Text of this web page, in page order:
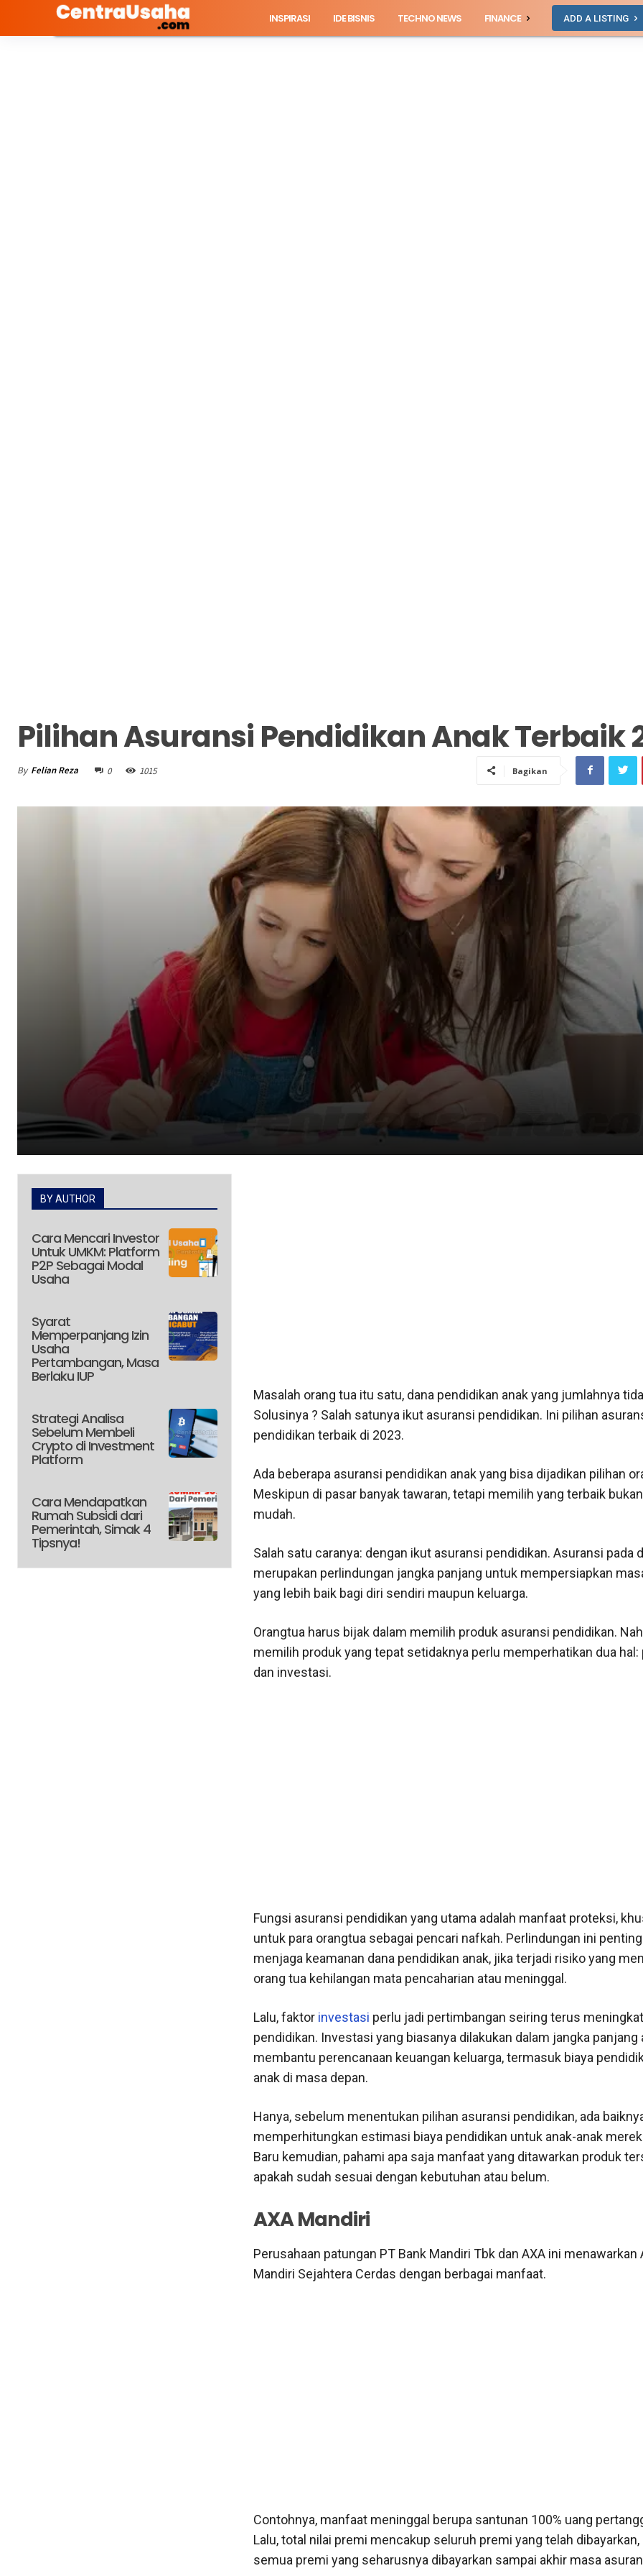
INSPIRASI IDE BISNIS TECHNO NEWS FINANCE ADD A LISTING
Pilihan Asuransi Pendidikan Anak Terbaik
By Felian Reza 0 1015 Bagikan
BY AUTHOR
Cara Mencari Investor
Untuk UMKM: Platform
P2P Sebagai Modal
Usaha
Syarat
Memperpanjang Izin
Usaha
Pertambangan, Masa
Berlaku IUP
Strategi Analisa
Sebelum Membeli
Crypto di Investment
Platform
Cara Mendapatkan
Rumah Subsidi dari
Pemerintah, Simak 4
Tipsnya!
Masalah orang tua itu satu, dana pendidikan anak yang jumlahnya
Solusinya ? Salah satunya ikut asuransi pendidikan. Ini pilihan
pendidikan terbaik di 2023.
Ada beberapa asuransi pendidikan anak yang bisa dijadikan pilihan
Meskipun di pasar banyak tawaran, tetapi memilih yang terbaik
mudah.
Salah satu caranya: dengan ikut asuransi pendidikan. Asuransi pada
merupakan perlindungan jangka panjang untuk mempersiapkan
yang lebih baik bagi diri sendiri maupun keluarga.
Orangtua harus bijak dalam memilih produk asuransi pendidikan.
memilih produk yang tepat setidaknya perlu memperhatikan dua hal:
dan investasi.
Fungsi asuransi pendidikan yang utama adalah manfaat proteksi,
untuk para orangtua sebagai pencari nafkah. Perlindungan ini
menjaga keamanan dana pendidikan anak, jika terjadi risiko yang
orang tua kehilangan mata pencaharian atau meninggal.
Lalu, faktor investasi perlu jadi pertimbangan seiring terus
pendidikan. Investasi yang biasanya dilakukan dalam jangka panjang
membantu perencanaan keuangan keluarga, termasuk biaya
anak di masa depan.
Hanya, sebelum menentukan pilihan asuransi pendidikan, ada
memperhitungkan estimasi biaya pendidikan untuk anak-anak
Baru kemudian, pahami apa saja manfaat yang ditawarkan produk
apakah sudah sesuai dengan kebutuhan atau belum.
AXA Mandiri
Perusahaan patungan PT Bank Mandiri Tbk dan AXA ini menawarkan
Mandiri Sejahtera Cerdas dengan berbagai manfaat.
Contohnya, manfaat meninggal berupa santunan 100% uang
Lalu, total nilai premi mencakup seluruh premi yang telah dibayarkan,
semua premi yang seharusnya dibayarkan sampai akhir masa